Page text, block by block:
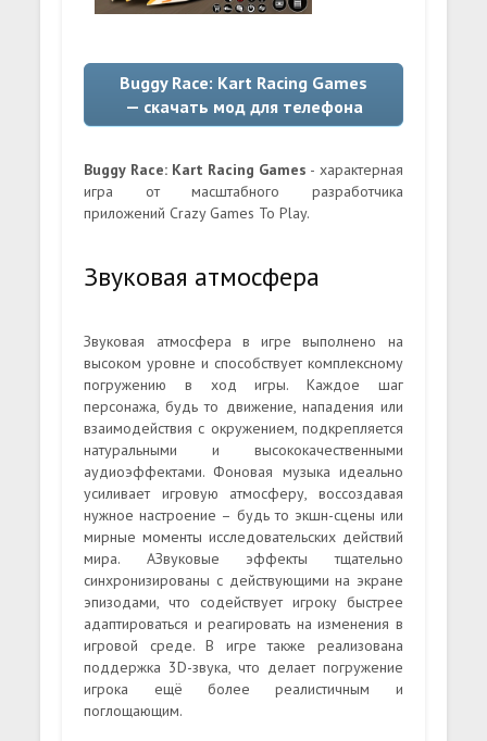
Buggy Race: Kart Racing Games
— скачать мод для телефона
Buggy Race: Kart Racing Games - характерная
игра от масштабного разработчика
приложений Crazy Games To Play.
Звуковая атмосфера
Звуковая атмосфера в игре выполнено на
высоком уровне и способствует комплексному
погружению в ход игры. Каждое шаг
персонажа, будь то движение, нападения или
взаимодействия с окружением, подкрепляется
натуральными и высококачественными
аудиоэффектами. Фоновая музыка идеально
усиливает игровую атмосферу, воссоздавая
нужное настроение – будь то экшн-сцены или
мирные моменты исследовательских действий
мира. АЗвуковые эффекты тщательно
синхронизированы с действующими на экране
эпизодами, что содействует игроку быстрее
адаптироваться и реагировать на изменения в
игровой среде. В игре также реализована
поддержка 3D-звука, что делает погружение
игрока ещё более реалистичным и
поглощающим.